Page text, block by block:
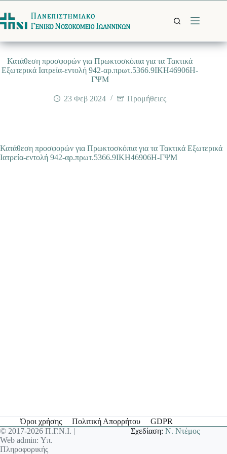
στο
περιεχόμενο
Κατάθεση προσφορών για Πρωκτοσκόπια για τα Τακτικά
Εξωτερικά Ιατρεία-εντολή 942-αρ.πρωτ.5366.9ΙΚΗ46906Η-
ΓΨΜ
23 Φεβ 2024 Προμήθειες
Κατάθεση προσφορών για Πρωκτοσκόπια για τα Τακτικά Εξωτερικά
Ιατρεία-εντολή 942-αρ.πρωτ.5366.9ΙΚΗ46906Η-ΓΨΜ
Όροι χρήσης Πολιτική Απορρήτου
GDPR
© 2017-2026 Π.Γ.Ν.Ι. |
Web admin: Υπ.
Πληροφορικής
Σχεδίαση:Ν. Ντέμος